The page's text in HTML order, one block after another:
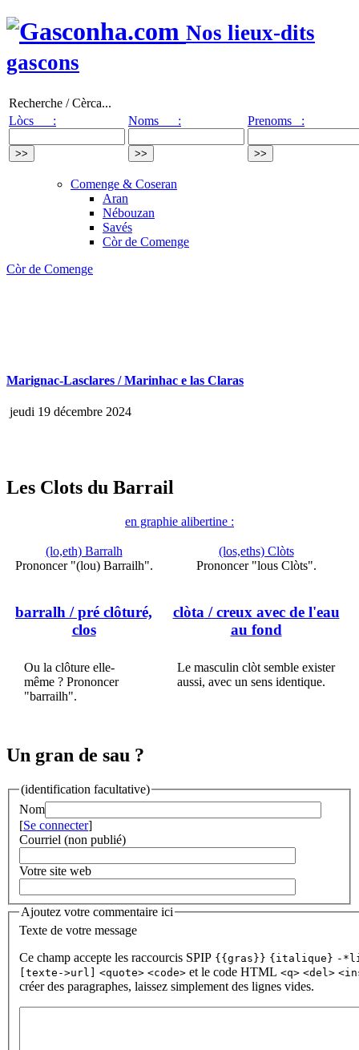
Nos lieux-dits
gascons
Recherche / Cèrca...
Lòcs :
Noms : Prenoms :
Comenge & Coseran
Aran
Nébouzan
Savés
Còr de Comenge
Còr de Comenge
Marignac-Lasclares / Marinhac e las Claras
jeudi 19 décembre 2024
Les Clots du Barrail
en graphie alibertine :
(lo,eth) Barralh
Prononcer "(lou) Barrailh".
barralh / pré clôturé,
clos
Ou la clôture elle-
même ? Prononcer
"barrailh".
(los,eths) Clòts
Prononcer "lous Clòts".
clòta / creux avec de l'eau
au fond
Le masculin clòt semble exister
aussi, avec un sens identique.
Un gran de sau ?
(identification facultative)
Nom
[Se connecter]
Courriel (non publié)
Votre site web
Ajoutez votre commentaire ici
Texte de votre message
Ce champ accepte les raccourcis SPIP {{gras}} {italique} -
[texte->url]
<quote> <code> et le code HTML <q> <del>
créer des paragraphes, laissez simplement des lignes vides.